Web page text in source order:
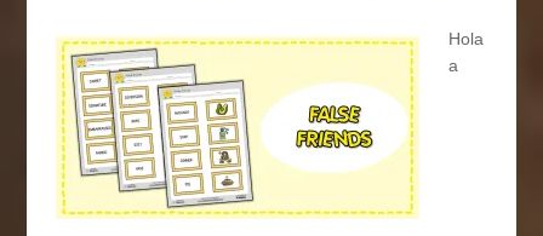
Hola
a